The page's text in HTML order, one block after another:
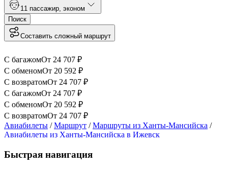
1 1 пассажир эконом
Поиск
Составить сложный маршрут
С багажомОт 24 707 ₽
С обменомОт 20 592 ₽
С возвратомОт 24 707 ₽
С багажомОт 24 707 ₽
С обменомОт 20 592 ₽
С возвратомОт 24 707 ₽
Авиабилеты /Маршрут /Маршруты из Ханты-Мансийска /
Авиабилеты из Ханты-Мансийска в Ижевск
Быстрая навигация